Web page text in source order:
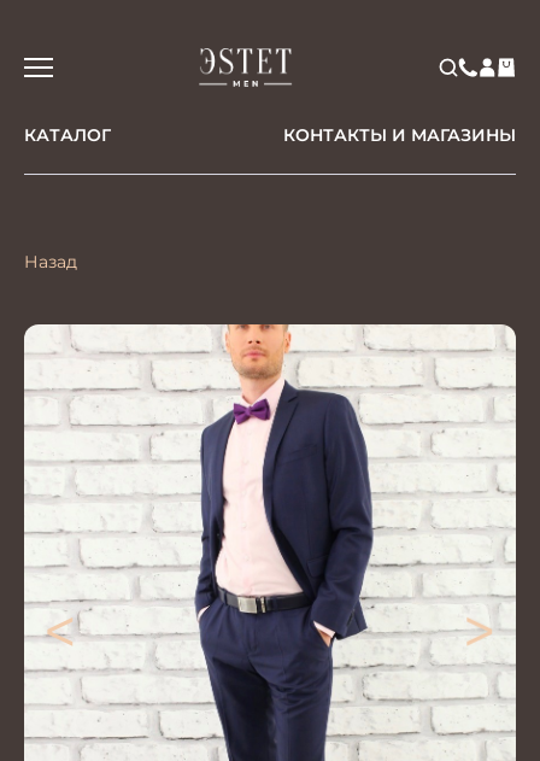
КАТАЛОГ КОНТАКТЫ И МАГАЗИНЫ
Назад
< >